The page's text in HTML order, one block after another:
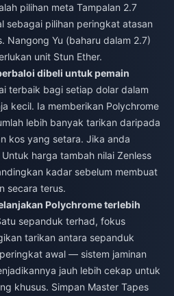
pilihan meta Tampalan 2.7
sebagai pilihan peringkat atasan
Nangong Yu (baharu dalam 2.7)
unit Stun Ether.
dibeli untuk pemain
terbaik bagi setiap dolar dalam
kecil. Ia memberikan Polychrome
lebih banyak tarikan daripada
kos yang setara. Jika anda
harga tambah nilai Zenless
kadar sebelum membuat
secara terus.
Polychrome terlebih
sepanduk terhad, fokus
tarikan antara sepanduk
awal — sistem jaminan
jauh lebih cekap untuk
khusus. Simpan Master Tapes